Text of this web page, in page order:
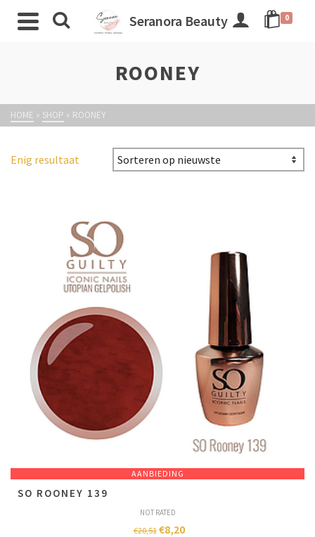
Seranora Beauty 0
ROONEY
HOME » SHOP » ROONEY
Enig resultaat
AANBIEDING
SO ROONEY 139
NOT RATED
€20,51 €8,20